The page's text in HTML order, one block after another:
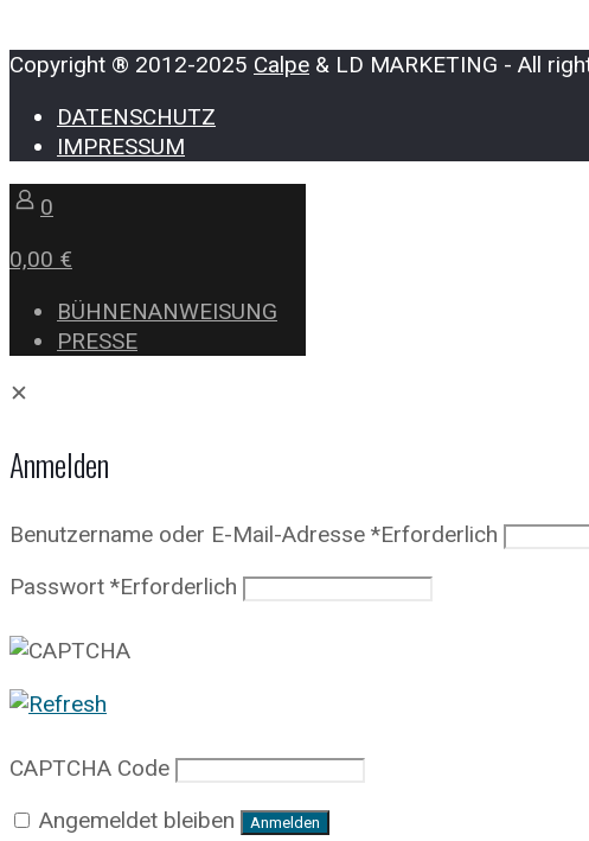
Copyright ® 2012-2025 Calpe & LD MARKETING - All
DATENSCHUTZ
IMPRESSUM
0
0,00 €
BÜHNENANWEISUNG
PRESSE
✕
Anmelden
Benutzername oder E-Mail-Adresse *Erforderlich
Passwort *Erforderlich
CAPTCHA Code
Angemeldet bleiben
Anmelden